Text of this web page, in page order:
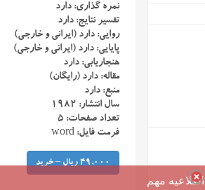
نمره گذاری: دارد
تفسیر نتایج: دارد
روایی: دارد (ایرانی و خارجی)
پایایی: دارد (ایرانی و خارجی)
هنجاریابی: دارد
مقاله: دارد (رایگان)
منبع: دارد
سال انتشار: ۱۹۸۲
تعداد صفحات: ۵
فرمت فایل: word
49,000 ریال – خرید
اطلاعیه مهم